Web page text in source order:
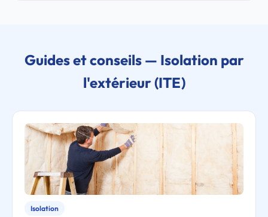
Guides et conseils — Isolation par
l'extérieur (ITE)
Isolation